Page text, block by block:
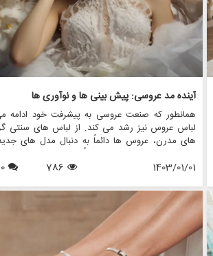
آینده مد عروسی: پیش بینی ها و نوآوری ها
همانطور که صنعت عروسی به پیشرفت خود ادامه
لباس عروس نیز رشد می کند. از لباس های سنتی
های مدرن، عروس ها دائماً به دنبال مدل های جدید
هستند تا روز خاص خود را واقعاً فراموش نشدنی کنند.
1403/01/01
786
0